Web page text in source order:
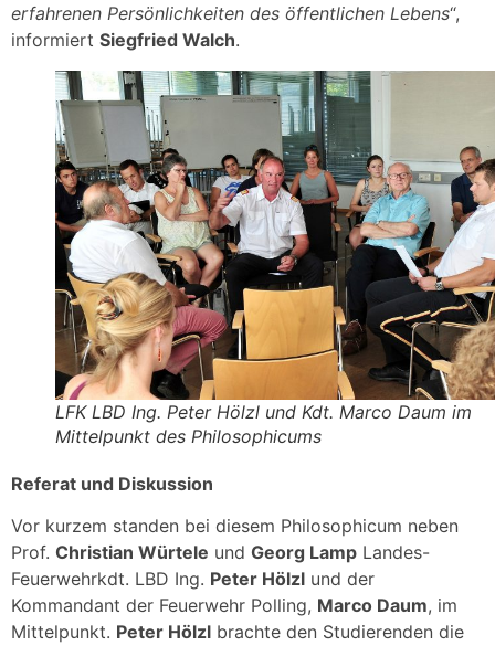
erfahrenen Persönlichkeiten des öffentlichen Lebens“,
informiert Siegfried Walch.
LFK LBD Ing. Peter Hölzl und Kdt. Marco Daum im
Mittelpunkt des Philosophicums
Referat und Diskussion
Vor kurzem standen bei diesem Philosophicum neben
Prof. Christian Würtele und Georg Lamp Landes-
Feuerwehrkdt. LBD Ing. Peter Hölzl und der
Kommandant der Feuerwehr Polling, Marco Daum, im
Mittelpunkt. Peter Hölzl brachte den Studierenden die